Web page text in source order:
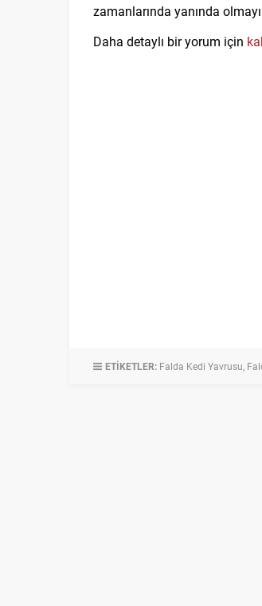
zamanlarında yanında
Daha detaylı bir yorum için
ETİKETLER: Falda Kedi Yavrusu,